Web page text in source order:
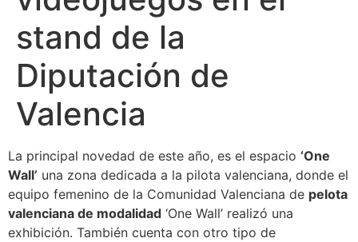
stand de la
Diputación de
Valencia
La principal novedad de este año, es el espacio ‘One
Wall’ una zona dedicada a la pilota valenciana, donde el
equipo femenino de la Comunidad Valenciana de pelota
valenciana de modalidad ‘One Wall’ realizó una
exhibición. También cuenta con otro tipo de